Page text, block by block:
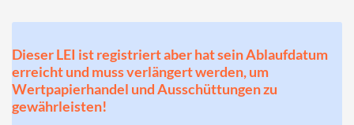
Dieser LEI ist registriert aber hat sein Ablaufdatum
erreicht und muss verlängert werden, um
Wertpapierhandel und Ausschüttungen zu
gewährleisten!